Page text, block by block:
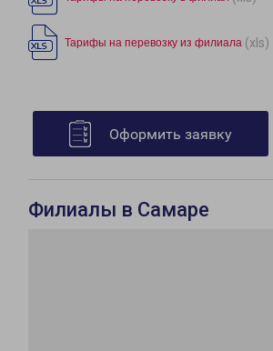
Тарифы на перевозку из филиала (xls)
Оформить заявку
Филиалы в Самаре